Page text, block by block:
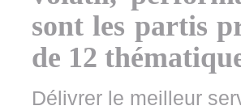
sont les partis
de 12
Délivrer le meilleur